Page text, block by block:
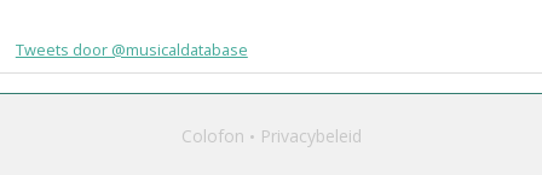
Tweets door @musicaldatabase
Colofon Privacybeleid